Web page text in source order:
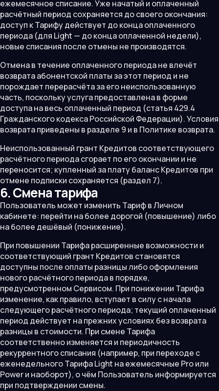
ежемесячное списание. Уже начатый и оплаченный
расчётный период сохраняется до своего окончания:
доступ к Тарифу действует до конца оплаченного
периода (для Light — до конца оплаченной недели),
новые списания после отмены не производятся.
Отмена в течение оплаченного периода не влечёт
возврата абонентской платы за этот период и не
порождает перерасчёта за его неиспользованную
часть, поскольку услуга предоставлена в форме
доступа на весь оплаченный период (статья 429.4
Гражданского кодекса Российской Федерации). Условия
возврата приведены в разделе 9 и в Политике возврата.
Неиспользованный грант Кредитов соответствующего
расчётного периода сгорает по его окончании и не
переносится; купленный за плату баланс Кредитов при
отмене подписки сохраняется (раздел 7).
6. Смена тарифа
Пользователь может изменить Тариф в Личном
кабинете: перейти на более дорогой (повышение) либо
на более дешёвый (понижение).
При повышении Тарифа расширенные возможности и
соответствующий грант Кредитов становятся
доступны после оплаты разницы либо оформления
нового расчётного периода в порядке,
предусмотренном Сервисом. При понижении Тарифа
изменение, как правило, вступает в силу с начала
следующего расчётного периода; текущий оплаченный
период действует на прежних условиях без возврата
разницы в стоимости. При смене Тарифа
соответственно изменяется и периодичность
рекуррентного списания (например, при переходе с
еженедельного Тарифа Light на ежемесячные Pro или
Power и наоборот), о чём Пользователь информируется
при подтверждении смены.